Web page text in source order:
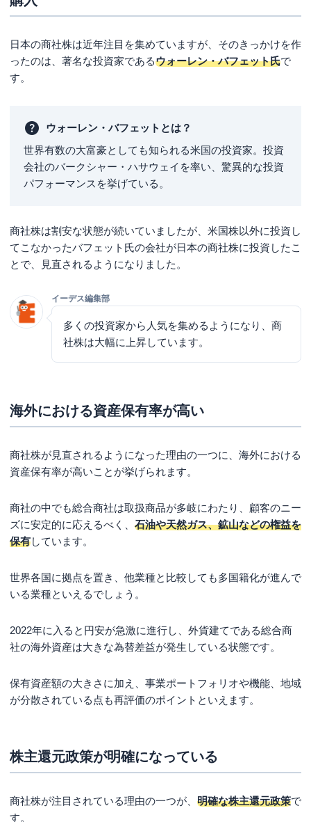
岩谷産業 | プロパンガス・液化水素・ヘリウムなど国内
トップ
【24年1月】商社株の株価はどこまで上がる？見
ポイント1.現在資源高や円安などで商社株に追い風の状
商社株の投資のメリット・デメリット
商社株の投資のメリット3つ
商社株への投資はどんな人におすすめ？
高配当株投資をしたい人
商社株を買うのにおすすめの証券口座
商社株に関してよくある質問
日本5大商社株は？
商社株の売り時は？
まとめ
日本の商社株は近年注目を集めていますが、そのきっかけを作
ったのは、著名な投資家であるウォーレン・バフェット氏で
す。
ウォーレン・バフェットとは？
世界有数の大富豪としても知られる米国の投資家。投資
会社のバークシャー・ハサウェイを率い、驚異的な投資
パフォーマンスを挙げている。
商社株は割安な状態が続いていましたが、米国株以外に投資し
てこなかったバフェット氏の会社が日本の商社株に投資したこ
とで、見直されるようになりました。
イーデス編集部
多くの投資家から人気を集めるようになり、商
社株は大幅に上昇しています。
海外における資産保有率が高い
商社株が見直されるようになった理由の一つに、海外における
資産保有率が高いことが挙げられます。
商社の中でも総合商社は取扱商品が多岐にわたり、顧客のニー
ズに安定的に応えるべく、 石油や天然ガス、鉱山などの権益を
保有しています。
世界各国に拠点を置き、他業種と比較しても多国籍化が進んで
いる業種といえるでしょう。
2022年に入ると円安が急激に進行し、外貨建てである総合商
社の海外資産は大きな為替差益が発生している状態です。
保有資産額の大きさに加え、事業ポートフォリオや機能、地域
が分散されている点も再評価のポイントといえます。
株主還元政策が明確になっている
商社株が注目されている理由の一つが、 明確な株主還元政策で
す。